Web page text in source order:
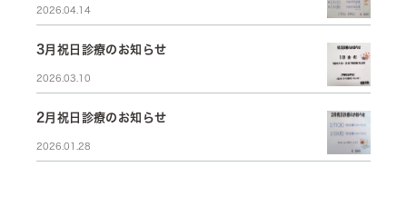
2026.04.14
3月祝日診療のお知らせ
2026.03.10
2月祝日診療のお知らせ
2026.01.28